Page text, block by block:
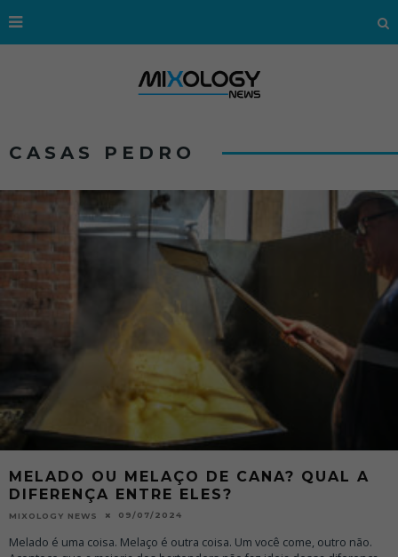
CASAS PEDRO
MELADO OU MELAÇO DE CANA? QUAL A
DIFERENÇA ENTRE ELES?
MIXOLOGY NEWS 09/07/2024
Melado é uma coisa. Melaço é outra coisa. Um você come, outro não.